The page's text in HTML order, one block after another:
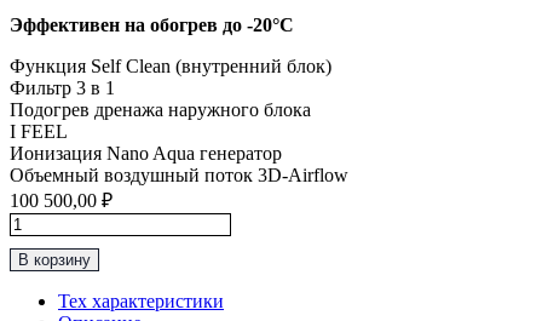
Эффективен на обогрев до -20°C
Функция Self Clean (внутренний блок)
Фильтр 3 в 1
Подогрев дренажа наружного блока
I FEEL
Ионизация Nano Aqua генератор
Объемный воздушный поток 3D-Airflow
100 500,00 ₽
Количество
товара
Инверторная
Система
В корзину
Тех характеристики